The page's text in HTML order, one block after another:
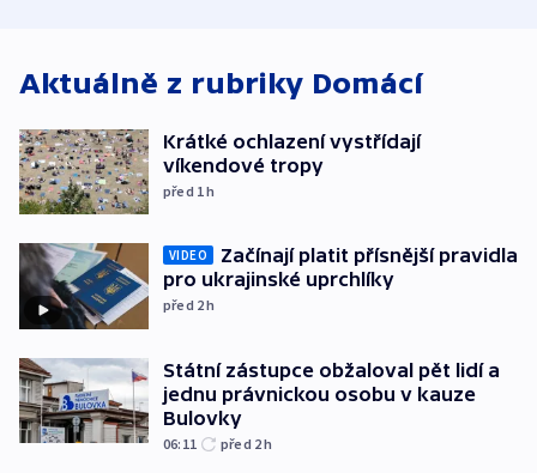
Aktuálně z rubriky Domácí
Krátké ochlazení vystřídají
víkendové tropy
před 1h
VIDEO
Začínají platit přísnější pravidla
pro ukrajinské uprchlíky
před 2h
Státní zástupce obžaloval pět lidí a
jednu právnickou osobu v kauze
Bulovky
06:11 před 2h